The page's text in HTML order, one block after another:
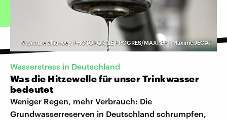
© picture alliance / PHOTOPQR/LE PROGRES/MAXPPP | Maxime JEGAT
Wasserstress in Deutschland
Was die Hitzewelle für unser Trinkwasser
bedeutet
Weniger Regen, mehr Verbrauch: Die
Grundwasserreserven in Deutschland schrumpfen,